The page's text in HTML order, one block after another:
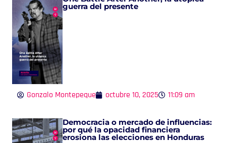
guerra del presente
Gonzalo Montepeque octubre 10, 2025 11:09 am
Democracia o mercado de influencias:
por qué la opacidad financiera
erosiona las elecciones en Honduras